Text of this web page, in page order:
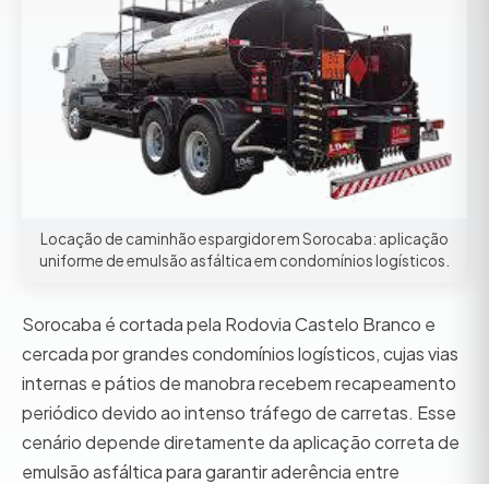
Locação de caminhão espargidor em Sorocaba: aplicação
uniforme de emulsão asfáltica em condomínios logísticos.
Sorocaba é cortada pela Rodovia Castelo Branco e
cercada por grandes condomínios logísticos, cujas vias
internas e pátios de manobra recebem recapeamento
periódico devido ao intenso tráfego de carretas. Esse
cenário depende diretamente da aplicação correta de
emulsão asfáltica para garantir aderência entre